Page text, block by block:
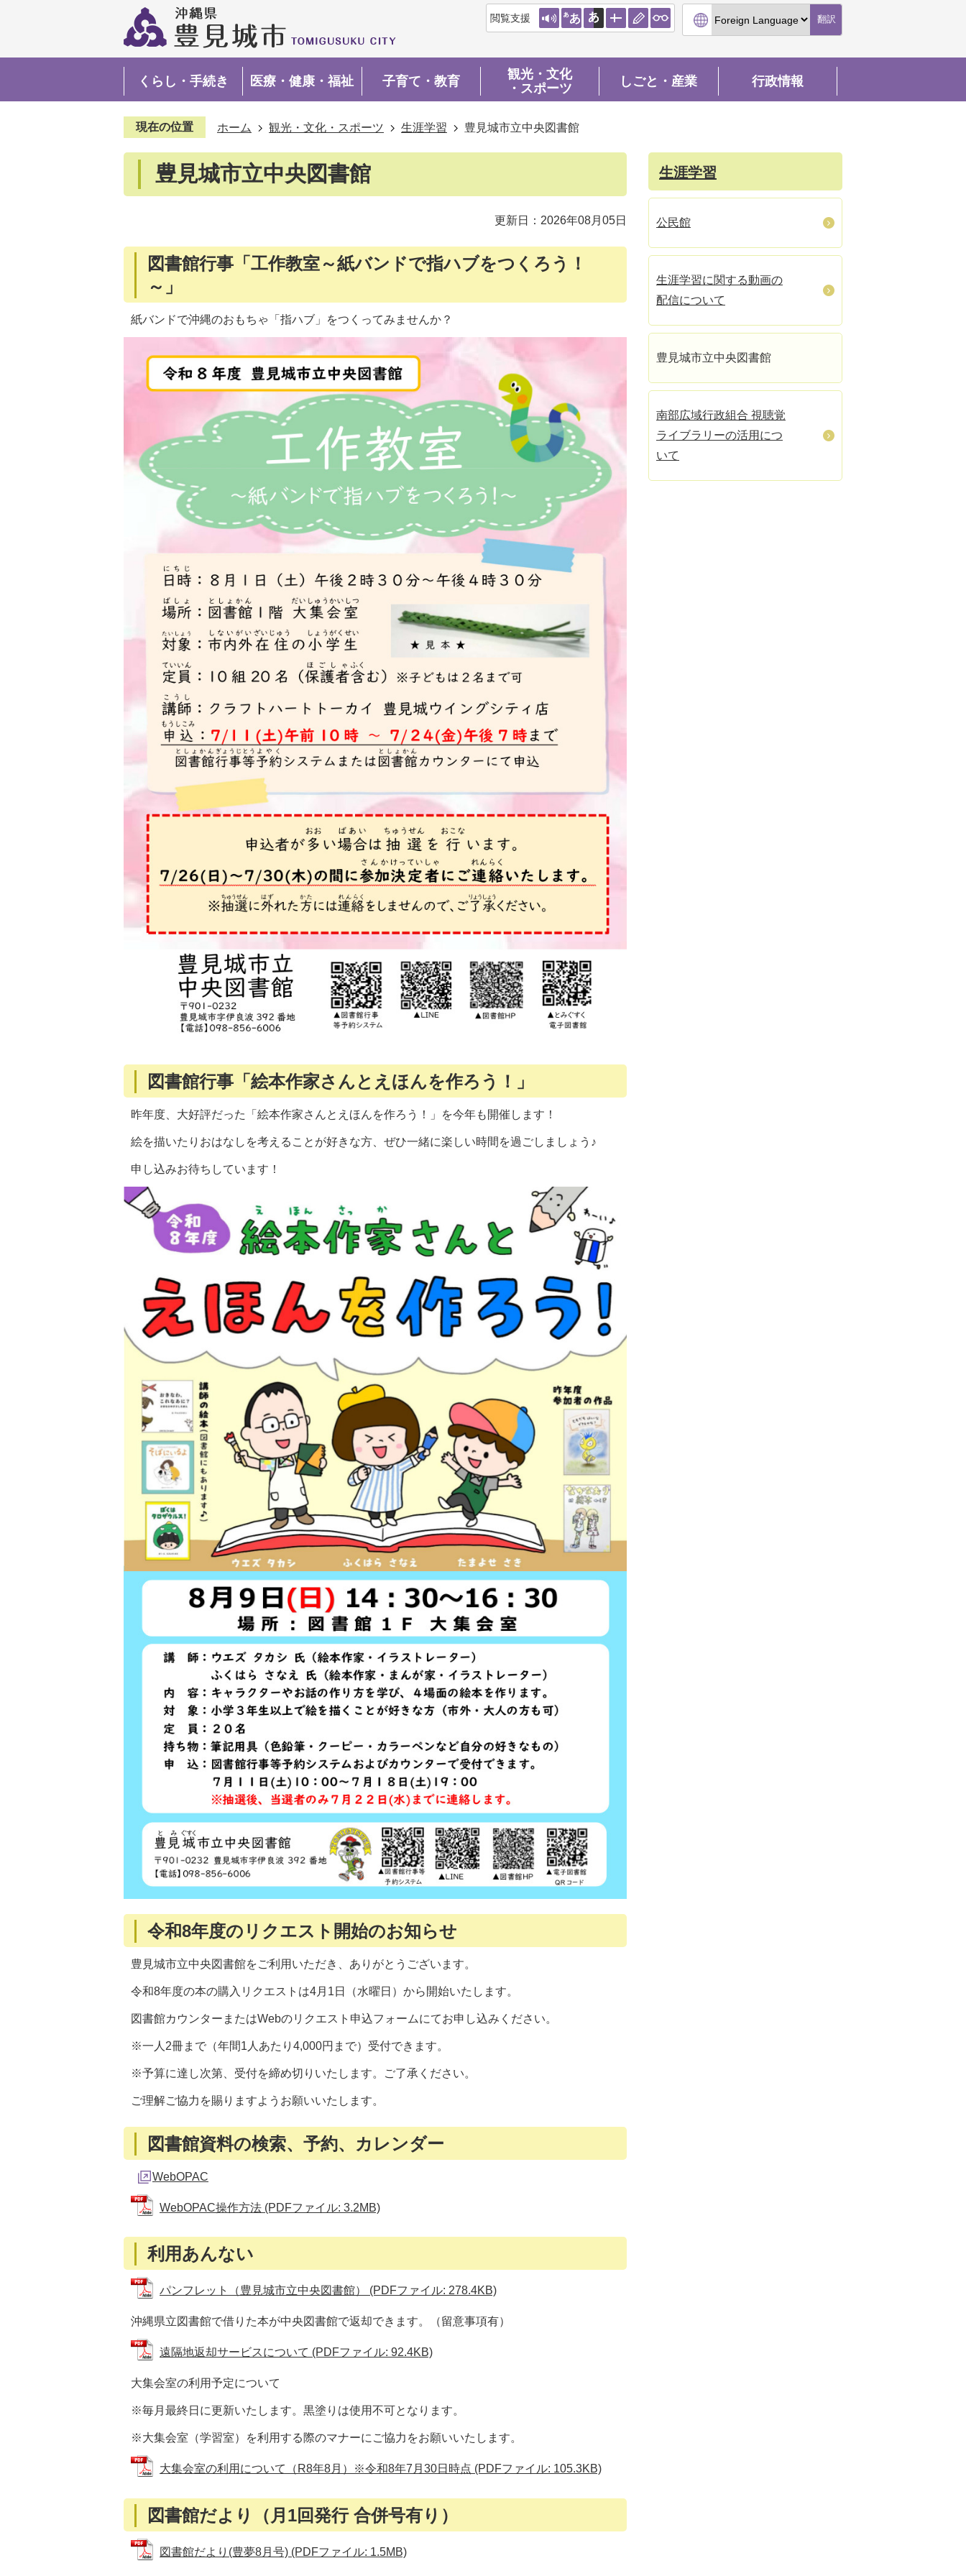
閲覧支援 翻訳
くらし・手続き 医療・健康・福祉 子育て・教育
観光・文化
・スポーツ
しごと・産業 行政情報
現在の位置 ホーム 観光・文化・スポーツ 生涯学習 豊見城市立中央図書館
豊見城市立中央図書館
更新日：2026年08月05日
図書館行事「工作教室～紙バンドで指ハブをつくろう！
～」
紙バンドで沖縄のおもちゃ「指ハブ」をつくってみませんか？
図書館行事「絵本作家さんとえほんを作ろう！」
昨年度、大好評だった「絵本作家さんとえほんを作ろう！」を今年も開催します！
絵を描いたりおはなしを考えることが好きな方、ぜひ一緒に楽しい時間を過ごしましょう♪
申し込みお待ちしています！
令和8年度のリクエスト開始のお知らせ
豊見城市立中央図書館をご利用いただき、ありがとうございます。
令和8年度の本の購入リクエストは4月1日（水曜日）から開始いたします。
図書館カウンターまたはWebのリクエスト申込フォームにてお申し込みください。
※一人2冊まで（年間1人あたり4,000円まで）受付できます。
※予算に達し次第、受付を締め切りいたします。ご了承ください。
ご理解ご協力を賜りますようお願いいたします。
図書館資料の検索、予約、カレンダー
WebOPAC
WebOPAC操作方法 (PDFファイル: 3.2MB)
利用あんない
パンフレット（豊見城市立中央図書館） (PDFファイル: 278.4KB)
沖縄県立図書館で借りた本が中央図書館で返却できます。（留意事項有）
遠隔地返却サービスについて (PDFファイル: 92.4KB)
大集会室の利用予定について
※毎月最終日に更新いたします。黒塗りは使用不可となります。
※大集会室（学習室）を利用する際のマナーにご協力をお願いいたします。
大集会室の利用について（R8年8月）※令和8年7月30日時点 (PDFファイル: 105.3KB)
図書館だより（月1回発行 合併号有り）
図書館だより(豊夢8月号) (PDFファイル: 1.5MB)
生涯学習
公民館
生涯学習に関する動画の
配信について
豊見城市立中央図書館
南部広域行政組合 視聴覚
ライブラリーの活用につ
いて